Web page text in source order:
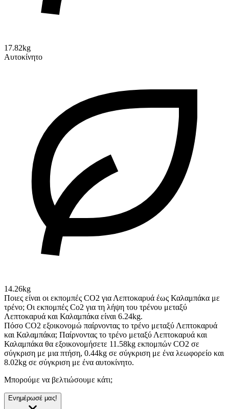
17.82kg
Αυτοκίνητο
14.26kg
Ποιες είναι οι εκπομπές CO2 για Λεπτοκαρυά έως Καλαμπάκα με
τρένο; Οι εκπομπές Co2 για τη λήψη του τρένου μεταξύ
Λεπτοκαρυά και Καλαμπάκα είναι 6.24kg.
Πόσο CO2 εξοικονομώ παίρνοντας το τρένο μεταξύ Λεπτοκαρυά
και Καλαμπάκα; Παίρνοντας το τρένο μεταξύ Λεπτοκαρυά και
Καλαμπάκα θα εξοικονομήσετε 11.58kg εκπομπών CO2 σε
σύγκριση με μια πτήση, 0.44kg σε σύγκριση με ένα λεωφορείο και
8.02kg σε σύγκριση με ένα αυτοκίνητο.
Μπορούμε να βελτιώσουμε κάτι;
Ενημέρωσέ μας!